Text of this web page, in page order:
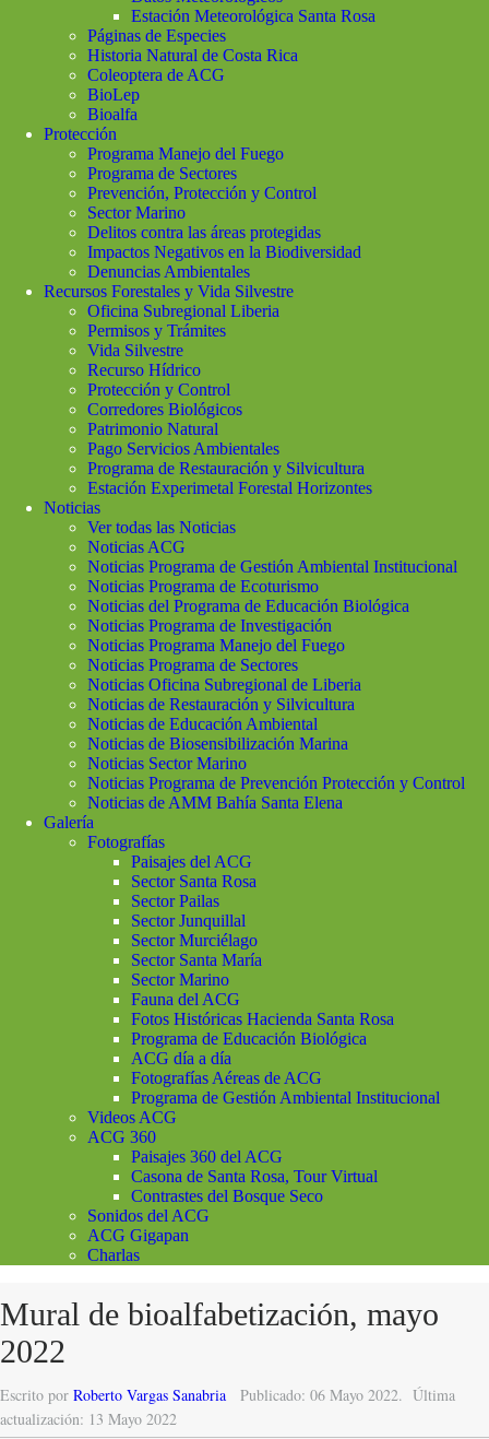
Estación Meteorológica Santa Rosa
Páginas de Especies
Historia Natural de Costa Rica
Coleoptera de ACG
BioLep
Bioalfa
Protección
Programa Manejo del Fuego
Programa de Sectores
Prevención, Protección y Control
Sector Marino
Delitos contra las áreas protegidas
Impactos Negativos en la Biodiversidad
Denuncias Ambientales
Recursos Forestales y Vida Silvestre
Oficina Subregional Liberia
Permisos y Trámites
Vida Silvestre
Recurso Hídrico
Protección y Control
Corredores Biológicos
Patrimonio Natural
Pago Servicios Ambientales
Programa de Restauración y Silvicultura
Estación Experimetal Forestal Horizontes
Noticias
Ver todas las Noticias
Noticias ACG
Noticias Programa de Gestión Ambiental Institucional
Noticias Programa de Ecoturismo
Noticias del Programa de Educación Biológica
Noticias Programa de Investigación
Noticias Programa Manejo del Fuego
Noticias Programa de Sectores
Noticias Oficina Subregional de Liberia
Noticias de Restauración y Silvicultura
Noticias de Educación Ambiental
Noticias de Biosensibilización Marina
Noticias Sector Marino
Noticias Programa de Prevención Protección y Control
Noticias de AMM Bahía Santa Elena
Galería
Fotografías
Paisajes del ACG
Sector Santa Rosa
Sector Pailas
Sector Junquillal
Sector Murciélago
Sector Santa María
Sector Marino
Fauna del ACG
Fotos Históricas Hacienda Santa Rosa
Programa de Educación Biológica
ACG día a día
Fotografías Aéreas de ACG
Programa de Gestión Ambiental Institucional
Videos ACG
ACG 360
Paisajes 360 del ACG
Casona de Santa Rosa, Tour Virtual
Contrastes del Bosque Seco
Sonidos del ACG
ACG Gigapan
Charlas
Mural de bioalfabetización, mayo
2022
Escrito por Roberto Vargas Sanabria Publicado: 06 Mayo 2022. Última
actualización: 13 Mayo 2022